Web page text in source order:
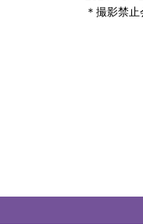
＊撮影禁